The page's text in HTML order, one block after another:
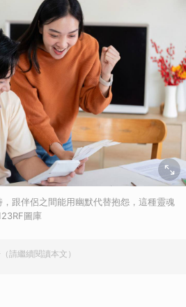
跟伴侶之間能用幽默代替抱怨，這種靈魂
圖庫
請繼續閱讀本文）